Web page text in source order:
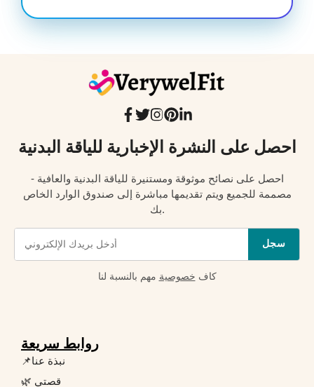
احصل على النشرة الإخبارية للياقة البدنية
احصل على نصائح موثوقة ومستنيرة للياقة البدنية والعافية -
مصممة للجميع ويتم تقديمها مباشرة إلى صندوق الوارد الخاص
بك.
سجل
كاف خصوصية مهم بالنسبة لنا
روابط سريعة
📌نبذة عنا
🌿 قصتي